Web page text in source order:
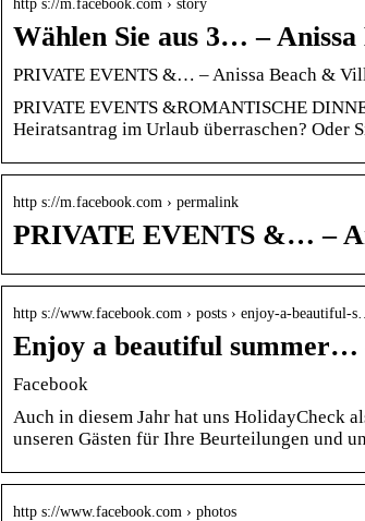
http s://m.facebook.com › story
Wählen Sie aus 3… –
PRIVATE EVENTS &… – Anissa Beach &
PRIVATE EVENTS &ROMANTISCHE
Heiratsantrag im Urlaub überraschen? Oder
http s://m.facebook.com › permalink
PRIVATE EVENTS &… –
http s://www.facebook.com › posts › enjoy-a-beautiful-s…
Enjoy a beautiful summer…
Facebook
Auch in diesem Jahr hat uns HolidayCheck
unseren Gästen für Ihre Beurteilungen und
http s://www.facebook.com › photos